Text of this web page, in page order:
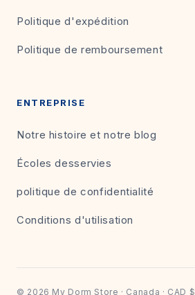
Politique d'expédition
Politique de remboursement
ENTREPRISE
Notre histoire et notre blog
Écoles desservies
politique de confidentialité
Conditions d'utilisation
© 2026 My Dorm Store · Canada · CAD $